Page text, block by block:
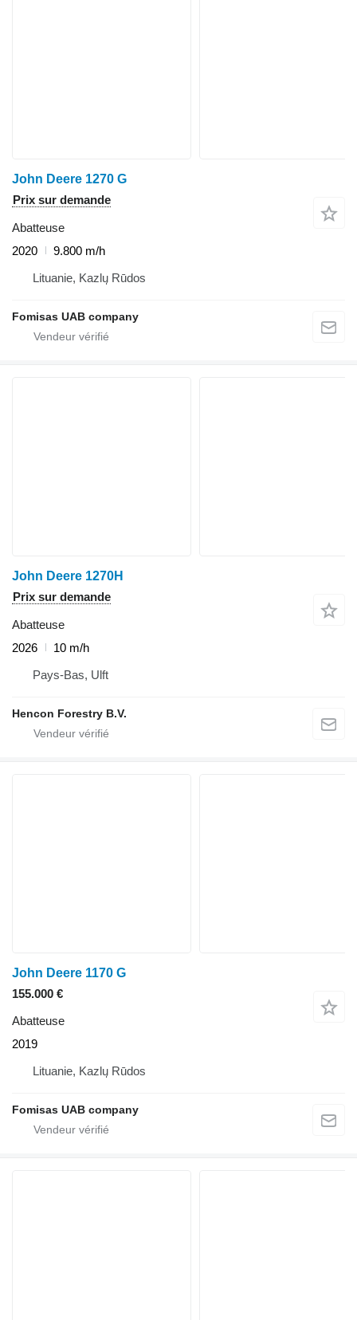
John Deere 1270 G
Prix sur demande
Abatteuse
2020
9.800 m/h
Lituanie, Kazlų Rūdos
Fomisas UAB company
John Deere 1270H
Prix sur demande
Abatteuse
2026
10 m/h
Pays-Bas, Ulft
Hencon Forestry B.V.
John Deere 1170 G
155.000 €
Abatteuse
2019
Lituanie, Kazlų Rūdos
Fomisas UAB company